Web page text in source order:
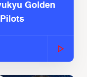
Golden